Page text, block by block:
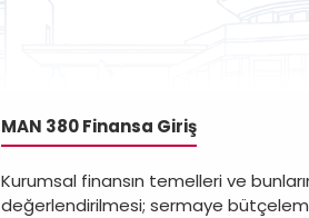
MAN 380 Finansa Giriş
Kurumsal finansın temelleri ve
değerlendirilmesi; sermaye